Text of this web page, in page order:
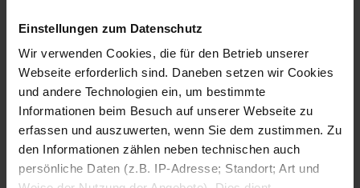
Einstellungen zum Datenschutz
Wir verwenden Cookies, die für den Betrieb unserer
Webseite erforderlich sind. Daneben setzen wir Cookies
und andere Technologien ein, um bestimmte
Informationen beim Besuch auf unserer Webseite zu
erfassen und auszuwerten, wenn Sie dem zustimmen. Zu
den Informationen zählen neben technischen auch
persönliche Daten (z.B. IP-Adresse; Standort; Art und
Ordnung
Hinter den Türen stehen dir insgesamtsechs
Kleiderböden und drei Kleiderstangenzur Verfügung.
Drei der Kleiderböden sind höhenverstellbar und können
flexibel an deine Bedürfnisse angepasst werden.
Die Kombination aus Kleiderstangen und Einlegeböden